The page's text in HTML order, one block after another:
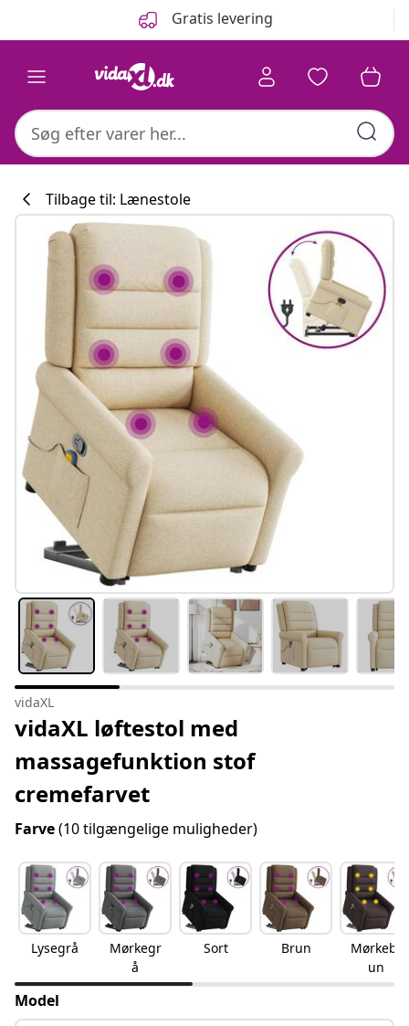
Gratis levering
#sharemevidaxl
Tilbage til: Lænestole
vidaXL
vidaXL løftestol med
massagefunktion stof
cremefarvet
Farve(10 tilgængelige muligheder)
Lysegrå
Mørkegr
å
Sort Brun
Mørkebr
un
Model